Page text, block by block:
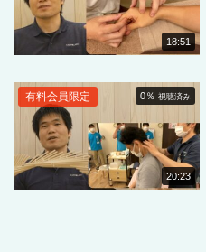
18:51
20:23
0％視聴済み
有料会員限定